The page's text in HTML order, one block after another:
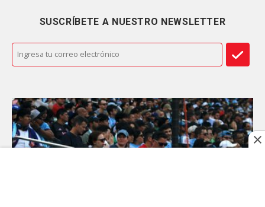
SUSCRÍBETE A NUESTRO NEWSLETTER